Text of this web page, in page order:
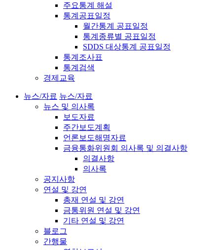
주요통계 해설
통계공표일정
월간통계 공표일정
통계종류별 공표일정
SDDS 대상통계 공표일정
통계조사표
통계검색
경제교육
뉴스/자료 뉴스/자료
뉴스 및 의사록
보도자료
주간보도계획
언론보도해명자료
금융통화위원회 의사록 및 의결사항
의결사항
의사록
공지사항
연설 및 강연
총재 연설 및 강연
금통위원 연설 및 강연
기타 연설 및 강연
블로그
간행물